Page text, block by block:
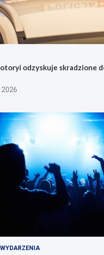
odzyskuje skradzione
2026
WYDARZENIA